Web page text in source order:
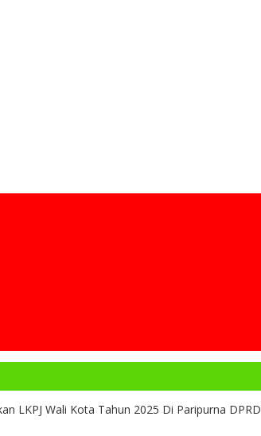
LKPJ Wali Kota Tahun 2025 Di Paripurna DPRD